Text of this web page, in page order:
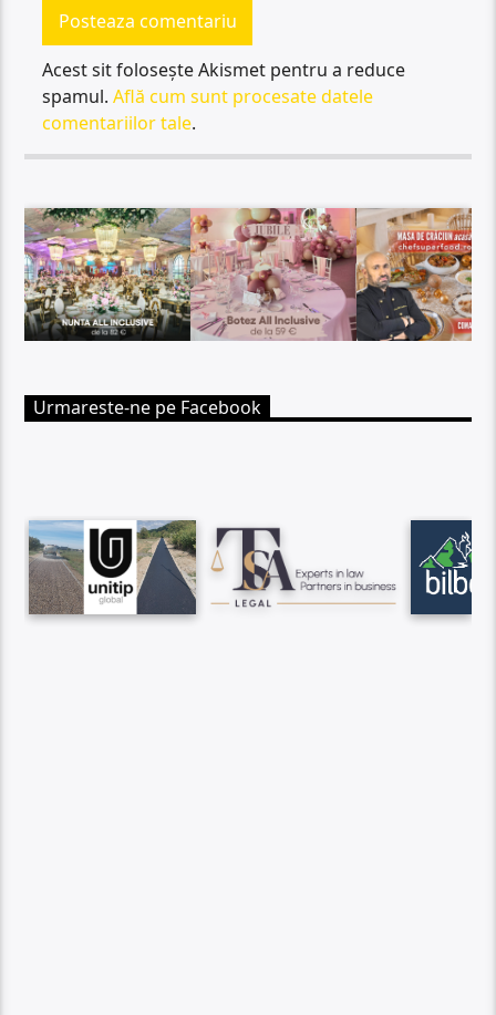
Acest sit folosește Akismet pentru a reduce
spamul.Află cum sunt procesate datele
comentariilor tale.
Urmareste-ne pe Facebook